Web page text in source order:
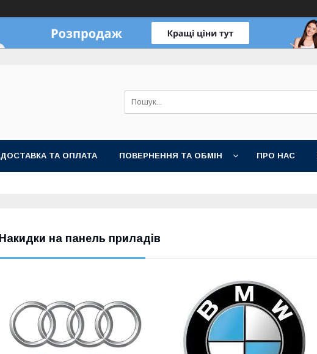
ДОСТАВКА ТА ОПЛАТА ПОВЕРНЕННЯ ТА ОБМІН ПРО НАС
Накидки на панель приладів